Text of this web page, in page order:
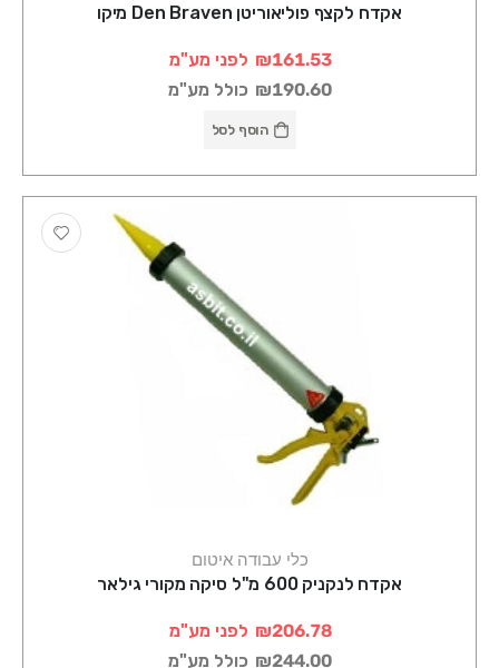
אקדח לקצף פוליאוריטן Den Braven מיקו
₪161.53 לפני מע"מ
₪190.60 כולל מע"מ
הוסף לסל
כלי עבודה איטום
אקדח לנקניק 600 מ"ל סיקה מקורי גילאר
₪206.78 לפני מע"מ
₪244.00 כולל מע"מ